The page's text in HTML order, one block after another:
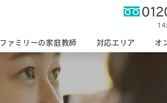
ファミリーの家庭教師 対応エリア オ
ファミリーの授業